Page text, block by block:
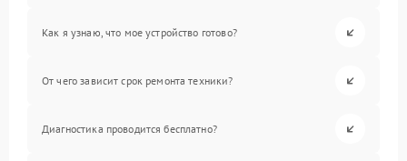
Как я узнаю, что мое устройство готово?
От чего зависит срок ремонта техники?
Диагностика проводится бесплатно?